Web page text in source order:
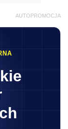
AUTOPROMOCJA